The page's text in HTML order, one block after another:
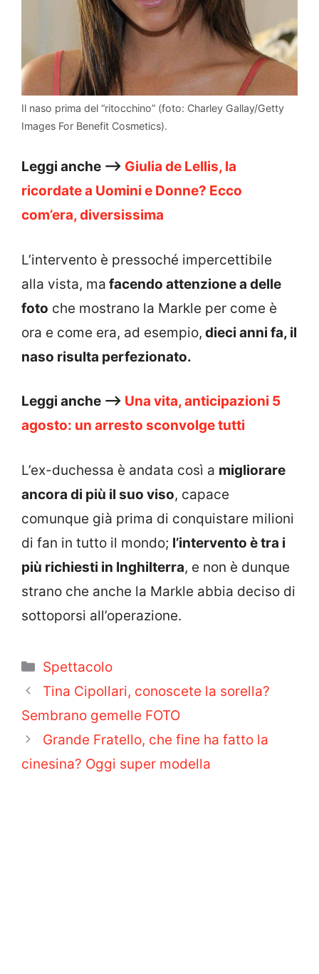
Il naso prima del “ritocchino” (foto: Charley Gallay/Getty
Images For Benefit Cosmetics).
Leggi anche –> Giulia de Lellis, la
ricordate a Uomini e Donne? Ecco
com’era, diversissima
L’intervento è pressoché impercettibile
alla vista, ma facendo attenzione a delle
foto che mostrano la Markle per come è
ora e come era, ad esempio, dieci anni fa, il
naso risulta perfezionato.
Leggi anche –> Una vita, anticipazioni 5
agosto: un arresto sconvolge tutti
L’ex-duchessa è andata così a migliorare
ancora di più il suo viso, capace
comunque già prima di conquistare milioni
di fan in tutto il mondo; l’intervento è tra i
più richiesti in Inghilterra, e non è dunque
strano che anche la Markle abbia deciso di
sottoporsi all’operazione.
Categorie
Spettacolo
Tina Cipollari, conoscete la sorella?
Sembrano gemelle FOTO
Grande Fratello, che fine ha fatto la
cinesina? Oggi super modella